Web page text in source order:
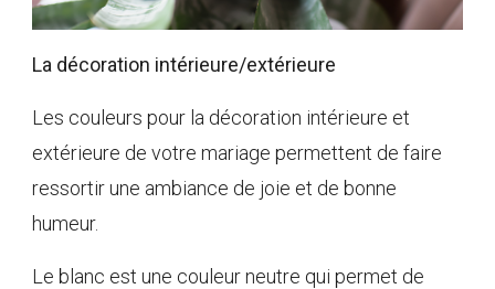
La décoration intérieure/extérieure
Les couleurs pour la décoration intérieure et
extérieure de votre mariage permettent de faire
ressortir une ambiance de joie et de bonne
humeur.
Le blanc est une couleur neutre qui permet de